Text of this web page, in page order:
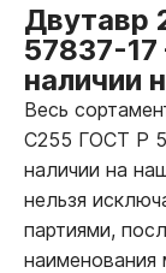
Двутавр
57837-17
наличии
Весь
С255 ГОСТ Р
наличии на
нельзя
партиями,
наименования